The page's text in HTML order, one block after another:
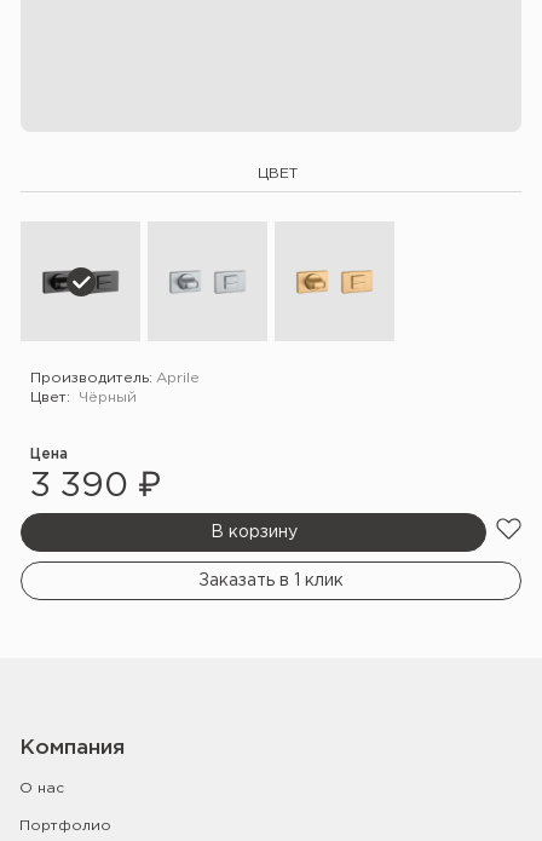
ЦВЕТ
Производитель: Aprile
Цвет:
Чёрный
Цена
3 390 ₽
В корзину
Заказать в 1 клик
Компания
О нас
Портфолио